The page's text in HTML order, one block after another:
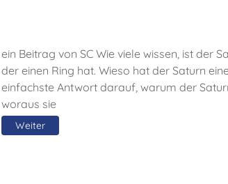
ein Beitrag von SC Wie viele wissen, ist der
der einen Ring hat. Wieso hat der Saturn
einfachste Antwort darauf, warum der
woraus sie
Weiter